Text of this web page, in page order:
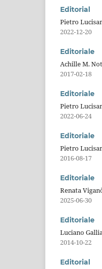
Editorial
Pietro
2022-12-20
Editoriale
Achille M.
2017-02-18
Editoriale
Pietro
2022-06-24
Editoriale
Pietro
2016-08-17
Editoriale
Renata
2025-06-30
Editoriale
Luciano
2014-10-22
Editorial